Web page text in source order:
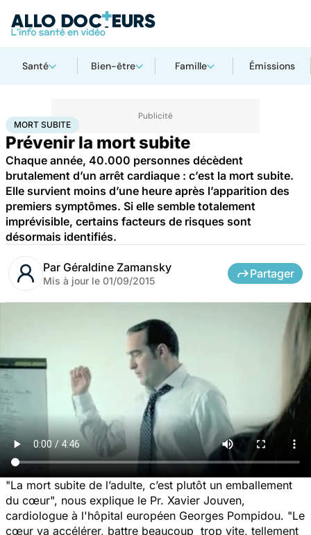
Santé Bien-être Famille Émissions
Accueil SantéMaladies Mort subite
MORT SUBITE
Prévenir la mort subite
Chaque année, 40.000 personnes décèdent
brutalement d’un arrêt cardiaque : c’est la mort subite.
Elle survient moins d’une heure après l’apparition des
premiers symptômes. Si elle semble totalement
imprévisible, certains facteurs de risques sont
désormais identifiés.
Par Géraldine Zamansky
Mis à jour le 01/09/2015
Partager
"La mort subite de l’adulte, c’est plutôt un emballement
du cœur", nous explique le Pr. Xavier Jouven,
cardiologue à l'hôpital européen Georges Pompidou. "Le
cœur va accélérer, battre beaucoup trop vite, tellement